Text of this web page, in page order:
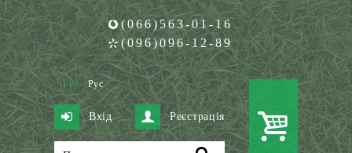
(066)563-01-16
(096)096-12-89
Укр Рус
Вхід Реєстрація